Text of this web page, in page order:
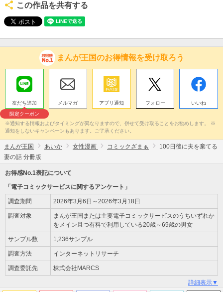
この作品を共有する
まんが王国のお得情報を受け取ろう
友だち追加
限定クーポン
メルマガ アプリ通知 フォロー いいね
※通知する情報およびタイミングが異なりますので、併せて受け取ることをお勧めします。 ※
通知をしないキャンペーンもあります。ご了承ください。
まんが王国 あいか 女性漫画 コミックざまぁ
100日後に夫を棄てる
妻の話 分冊版
お得感No.1表記について
「電子コミックサービスに関するアンケート」
調査期間 2026年3月6日～2026年3月18日
調査対象
まんが王国または主要電子コミックサービスのうちいずれか
をメイン且つ有料で利用している20歳～69歳の男女
サンプル数 1,236サンプル
調査方法 インターネットリサーチ
調査委託先 株式会社MARCS
詳細表示▼